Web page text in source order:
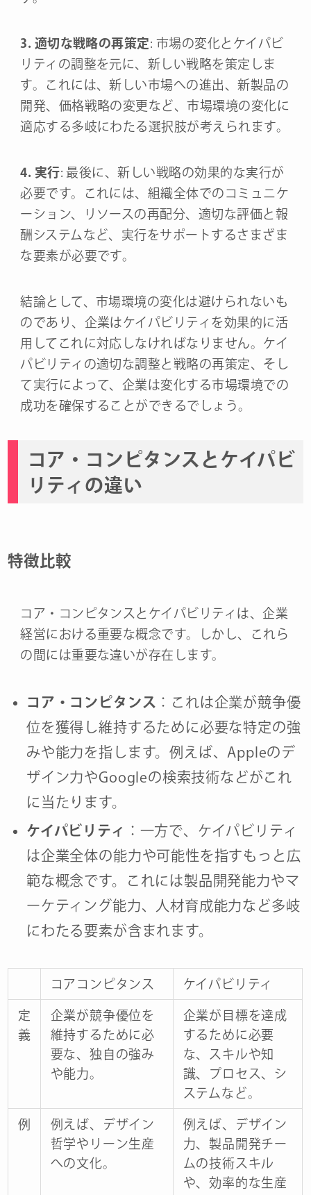
3. 適切な戦略の再策定: 市場の変化とケイパビ
リティの調整を元に、新しい戦略を策定しま
す。これには、新しい市場への進出、新製品の
開発、価格戦略の変更など、市場環境の変化に
適応する多岐にわたる選択肢が考えられます。
4. 実行: 最後に、新しい戦略の効果的な実行が
必要です。これには、組織全体でのコミュニケ
ーション、リソースの再配分、適切な評価と報
酬システムなど、実行をサポートするさまざま
な要素が必要です。
結論として、市場環境の変化は避けられないも
のであり、企業はケイパビリティを効果的に活
用してこれに対応しなければなりません。ケイ
パビリティの適切な調整と戦略の再策定、そし
て実行によって、企業は変化する市場環境での
成功を確保することができるでしょう。
コア・コンピタンスとケイパビ
リティの違い
特徴比較
コア・コンピタンスとケイパビリティは、企業
経営における重要な概念です。しかし、これら
の間には重要な違いが存在します。
コア・コンピタンス ：これは企業が競争優
位を獲得し維持するために必要な特定の強
みや能力を指します。例えば、Appleのデ
ザイン力やGoogleの検索技術などがこれ
に当たります。
ケイパビリティ
：一方で、ケイパビリティ
は企業全体の能力や可能性を指すもっと広
範な概念です。これには製品開発能力やマ
ーケティング能力、人材育成能力など多岐
にわたる要素が含まれます。
コアコンピタンス ケイパビリティ
定
義
企業が競争優位を
維持するために必
要な、独自の強み
や能力。
企業が目標を達成
するために必要
な、スキルや知
識、プロセス、シ
ステムなど。
例
例えば、デザイン
哲学やリーン生産
への文化。
例えば、デザイン
力、製品開発チー
ムの技術スキル
や、効率的な生産